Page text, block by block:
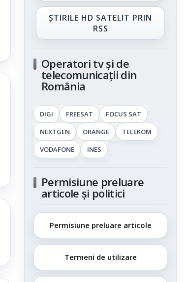
ȘTIRILE HD SATELIT PRIN
RSS
Operatori tv și de
telecomunicații din
România
DIGI FREESAT
FOCUS SAT
NEXTGEN
ORANGE
TELEKOM
VODAFONE
INES
Permisiune preluare
articole și politici
Permisiune preluare articole
Termeni de utilizare